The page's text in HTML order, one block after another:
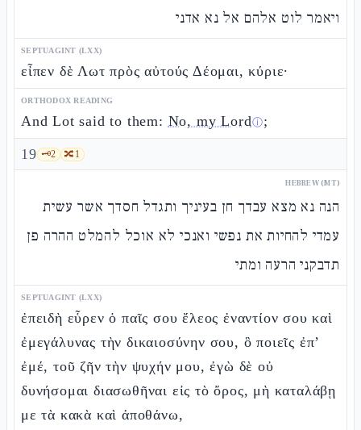
ויאמר לוט אלהם אל נא אדני
SEPTUAGINT (LXX)
εἶπεν δὲ Λωτ πρὸς αὐτούς Δέομαι, κύριε·
ORTHODOX READING
And Lot said to them: No, my Lordⓘ;
19 🗝️2 🔀1
HEBREW (MT)
הנה נא מצא עבדך חן בעיניך ותגדל חסדך אשר עשית
עמדי להחיות את נפשי ואנכי לא אוכל להמלט ההרה פן
תדבקני הרעה ומתי
SEPTUAGINT (LXX)
ἐπειδὴ εὗρεν ὁ παῖς σου ἔλεος ἐναντίον σου καὶ
ἐμεγάλυνας τὴν δικαιοσύνην σου, ὃ ποιεῖς ἐπ’
ἐμέ, τοῦ ζῆν τὴν ψυχήν μου, ἐγὼ δὲ οὐ
δυνήσομαι διασωθῆναι εἰς τὸ ὄρος, μὴ καταλάβῃ
με τὰ κακὰ καὶ ἀποθάνω,